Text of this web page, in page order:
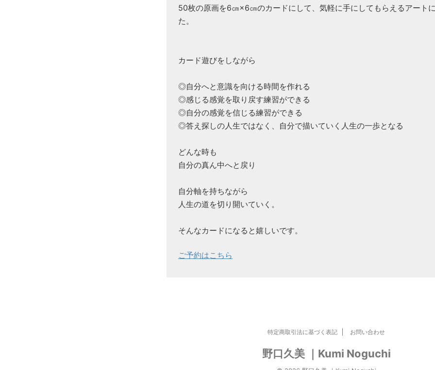
50枚の原画を6㎝×6㎝のカードにして、気軽に手にしてもらえるアート
た。
カード遊びをしながら
◎自分へと意識を向ける時間を作れる
◎感じる感覚を取り戻す練習ができる
◎自分の感覚を信じる練習ができる
◎答え探しの人生ではなく、自分で描いていく人生の一歩となる
どんな時も
自分の真ん中へと戻り
自分軸を持ちながら
人生の道を切り開いていく。
そんなカードになると嬉しいです。
ご予約はこちら
特定商取引法に基づく表記 お問い合わせ
野口久美 ｜Kumi Noguchi